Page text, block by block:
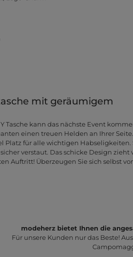
mit geräumigem
Tasche kann das nächste Event
einen treuen Helden an Ihrer
Platz für alle wichtigen Habseligkeiten.
verstaut. Das schicke Design zieht
Auftritt! Überzeugen Sie sich selbst
modeherz bietet Ihnen die
Für unsere Kunden nur das Beste!